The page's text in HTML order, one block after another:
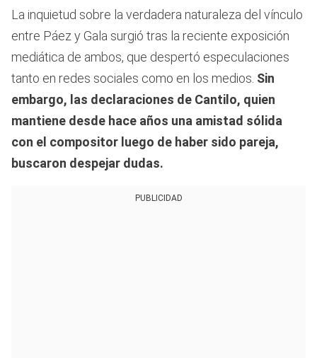
La inquietud sobre la verdadera naturaleza del vínculo
entre Páez y Gala surgió tras la reciente exposición
mediática de ambos, que despertó especulaciones
tanto en redes sociales como en los medios. Sin
embargo, las declaraciones de Cantilo, quien
mantiene desde hace años una amistad sólida
con el compositor luego de haber sido pareja,
buscaron despejar dudas.
PUBLICIDAD